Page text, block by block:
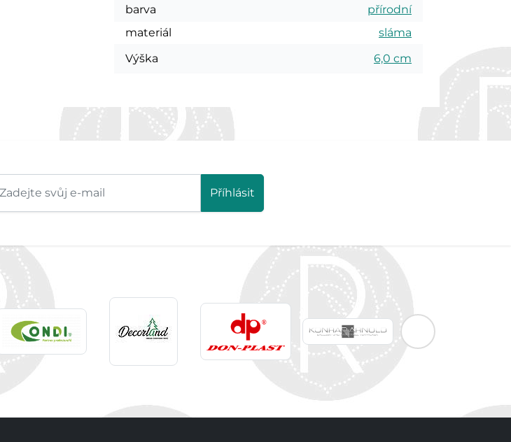
barva
přírodní
materiál
sláma
Výška
6,0 cm
Příhlásit